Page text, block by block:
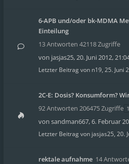
6-APB und/oder bk-MDMA
Einteilung
13 Antworten 42118 Zugriffe
von jasjas25,20. Juni 2012,
Letzter Beitrag von n19, 25. Juni
2C-E: Dosis? Konsumform?
92 Antworten 206475 Zugriffe 1
von sandman667,6. Februar
Letzter Beitrag von jasjas25, 20.
rektale aufnahme 14